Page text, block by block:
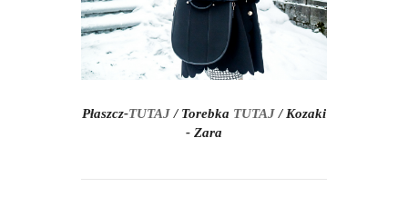
Płaszcz-TUTAJ/ Torebka TUTAJ/ Kozaki
- Zara